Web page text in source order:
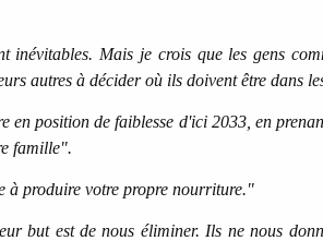
inévitables. Mais je crois que les gens
autres à décider où ils doivent être dans
en position de faiblesse d'ici 2033, en
famille".
à produire votre propre nourriture."
but est de nous éliminer. Ils ne nous